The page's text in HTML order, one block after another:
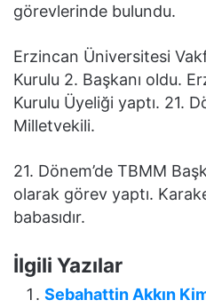
görevlerinde bulundu.
Erzincan Üniversitesi
Kurulu 2. Başkanı oldu.
Kurulu Üyeliği yaptı. 21.
Milletvekili.
21. Dönem’de TBMM
olarak görev yaptı.
babasıdır.
İlgili Yazılar
Sebahattin Akkın